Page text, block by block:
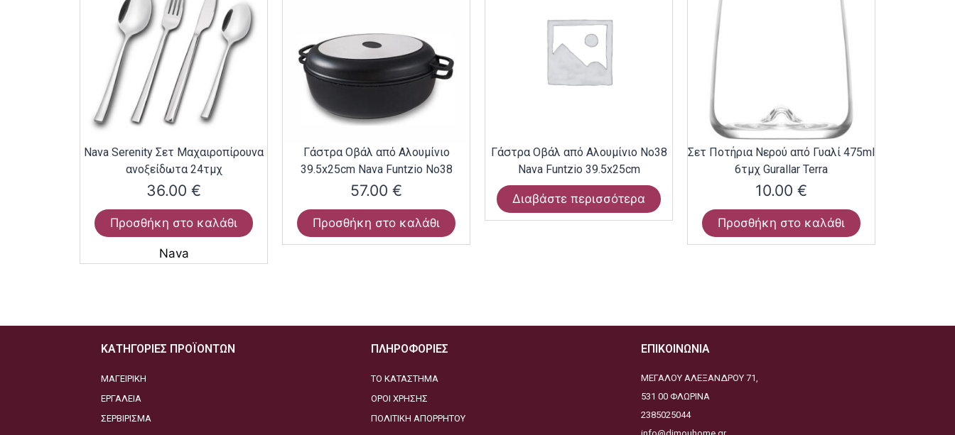
Nava Serenity Σετ Μαχαιροπίρουνα
ανοξείδωτα 24τμχ
36.00 €
Προσθήκη στο καλάθι
Nava
Γάστρα Οβάλ από Αλουμίνιο
39.5x25cm Nava Funtzio Νο38
57.00 €
Προσθήκη στο καλάθι
Γάστρα Οβάλ από Αλουμίνιο Νο38
Nava Funtzio 39.5x25cm
Διαβάστε περισσότερα
Σετ Ποτήρια Νερού από Γυαλί 475ml
6τμχ Gurallar Terra
10.00 €
Προσθήκη στο καλάθι
ΚΑΤΗΓΟΡΙΕΣ ΠΡΟΪΟΝΤΩΝ
ΜΑΓΕΙΡΙΚΗ
ΕΡΓΑΛΕΙΑ
ΣΕΡΒΙΡΙΣΜΑ
ΠΛΗΡΟΦΟΡΙΕΣ
ΤΟ ΚΑΤΑΣΤΗΜΑ
ΟΡΟΙ ΧΡΗΣΗΣ
ΠΟΛΙΤΙΚΗ ΑΠΟΡΡΗΤΟΥ
ΕΠΙΚΟΙΝΩΝΙΑ
ΜΕΓΑΛΟΥ ΑΛΕΞΑΝΔΡΟΥ 71,
531 00 ΦΛΩΡΙΝΑ
2385025044